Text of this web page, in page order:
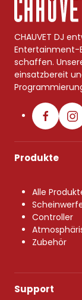
CHAUVET DJ
Entertainment-
schaffen.
einsatzbereit
Produkte
Alle
Controller
Zubehör
Support